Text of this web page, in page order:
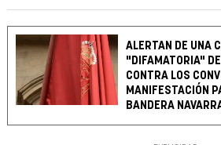
ALERTAN DE UNA
"DIFAMATORIA"
CONTRA LOS
MANIFESTACIÓN
BANDERA